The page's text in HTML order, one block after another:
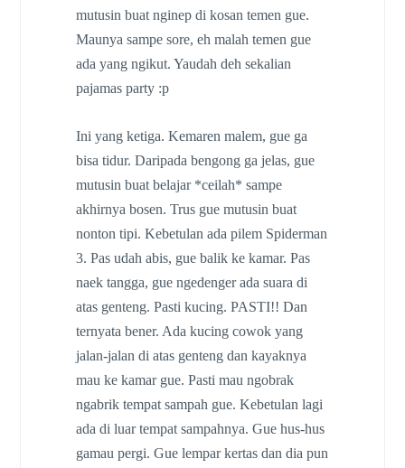
mutusin buat nginep di kosan temen gue.
Maunya sampe sore, eh malah temen gue
ada yang ngikut. Yaudah deh sekalian
pajamas party :p
Ini yang ketiga. Kemaren malem, gue ga
bisa tidur. Daripada bengong ga jelas, gue
mutusin buat belajar *ceilah* sampe
akhirnya bosen. Trus gue mutusin buat
nonton tipi. Kebetulan ada pilem Spiderman
3. Pas udah abis, gue balik ke kamar. Pas
naek tangga, gue ngedenger ada suara di
atas genteng. Pasti kucing. PASTI!! Dan
ternyata bener. Ada kucing cowok yang
jalan-jalan di atas genteng dan kayaknya
mau ke kamar gue. Pasti mau ngobrak
ngabrik tempat sampah gue. Kebetulan lagi
ada di luar tempat sampahnya. Gue hus-hus
gamau pergi. Gue lempar kertas dan dia pun